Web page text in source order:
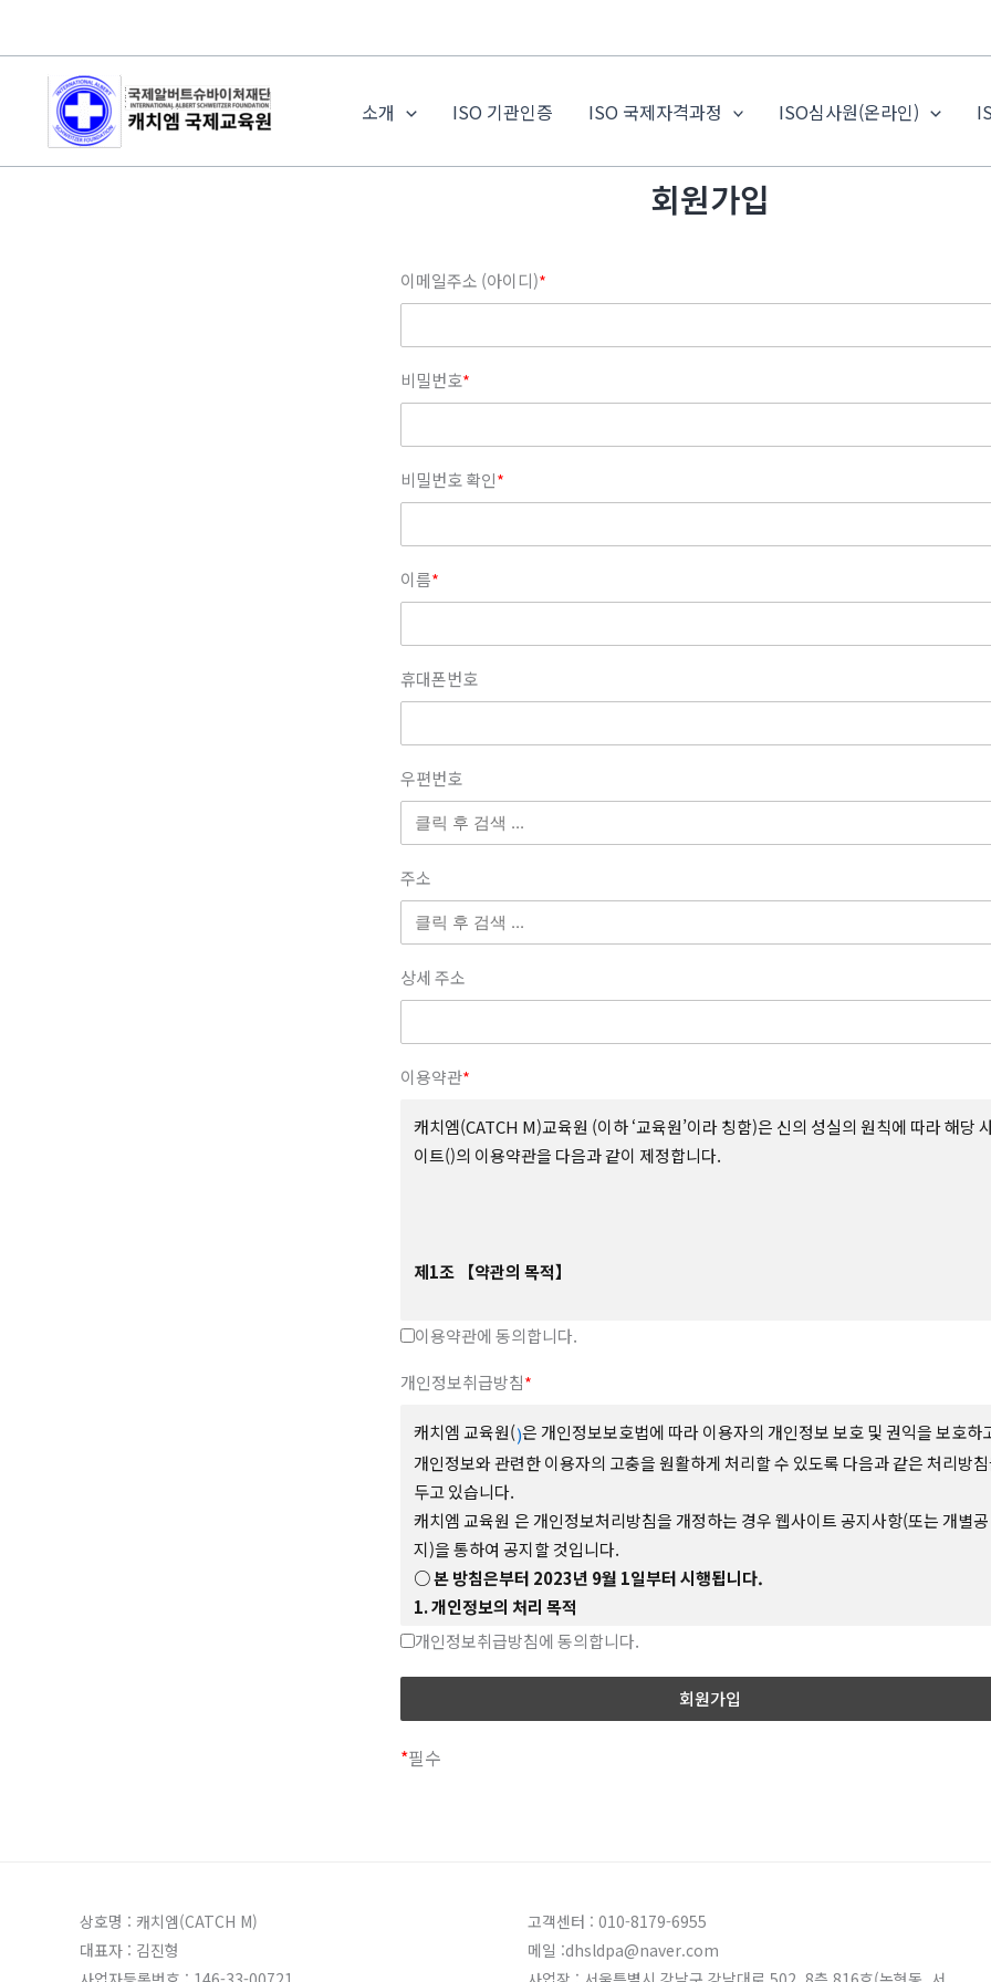
소개 ISO 기관인증 ISO 국제자격과정 ISO심사원(온라인)
회원가입
이메일주소 (아이디)*
비밀번호*
비밀번호 확인*
이름*
휴대폰번호
우편번호
주소
상세 주소
이용약관*
캐치엠(CATCH M)교육원 (이하 ‘교육원’이라 칭함)은 신의 성실의 원칙에 따라 해당
이트()의 이용약관을 다음과 같이 제정합니다.
제1조 【약관의 목적】
본 약관은 전기통신사업법 및 동법 시행령에 의거하여 인터넷 서비스 제공업체인 교육
다.
제2조【약관의
이 약관의 내용은 화면에 게시하거나 기타 방법으로 회원에게 공지함으로써 그
효력이 발생합니다.
교육원은 이 약관을 사정에 의거 변경할 수 있습니다. 변경된 사항은 전항과 같은
방법으로 공지함으로서 그 효력이 발생합니다.
제3조
【회원가입의 성립】
이용약관에 동의합니다.
개인정보취급방침*
캐치엠 교육원()은 개인정보보호법에 따라 이용자의 개인정보 보호 및 권익을 보호하
개인정보와 관련한 이용자의 고충을 원활하게 처리할 수 있도록 다음과 같은 처리방
두고 있습니다.
캐치엠 교육원 은 개인정보처리방침을 개정하는 경우 웹사이트 공지사항(또는 개별공
지)을 통하여 공지할 것입니다.
○ 본 방침은부터 2023년 9월 1일부터 시행됩니다.
1. 개인정보의 처리 목적
공단은 소관 업무 수행 및 민원처리 등을 목적으로 최소한의 개인정보를 수집·이용·처리
회원 가입의사 확인, 회원제 서비스 제공에 따른 본인 식별·인증, 회원자격 유지·관리,
종 고지·통지 등을 목적으로 개인정보를 처리합니다.
1-4 마케팅 및 광고에의 활용
개인정보취급방침에 동의합니다.
*필수
상호명 : 캐치엠(CATCH M)
대표자 : 김진형
고객센터 : 010-8179-6955
메일 :dhsldpa@naver.com